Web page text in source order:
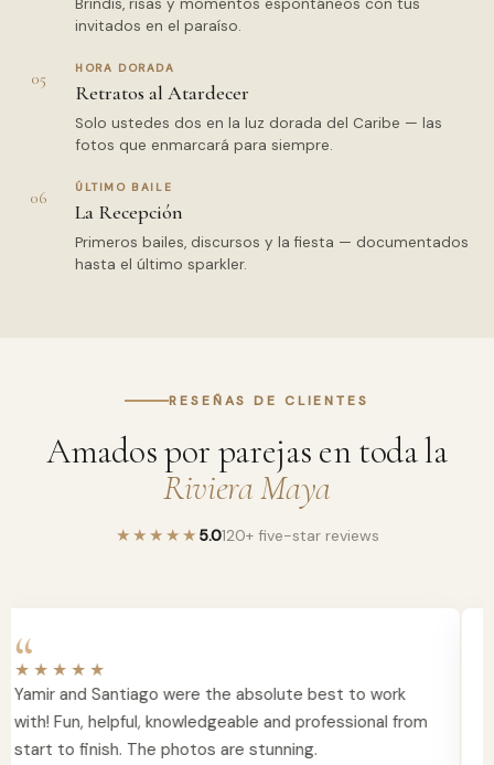
Brindis, risas y momentos espontáneos con tus
invitados en el paraíso.
05
HORA DORADA
Retratos al Atardecer
Solo ustedes dos en la luz dorada del Caribe — las
fotos que enmarcará para siempre.
06
ÚLTIMO BAILE
La Recepción
Primeros bailes, discursos y la fiesta — documentados
hasta el último sparkler.
RESEÑAS DE CLIENTES
Amados por parejas en toda la
Riviera Maya
★ ★ ★ ★ ★ 5.0120+ five-star reviews
“
★ ★ ★ ★ ★
Yamir and Santiago were the absolute best to work
with! Fun, helpful, knowledgeable and professional from
start to finish. The photos are stunning.